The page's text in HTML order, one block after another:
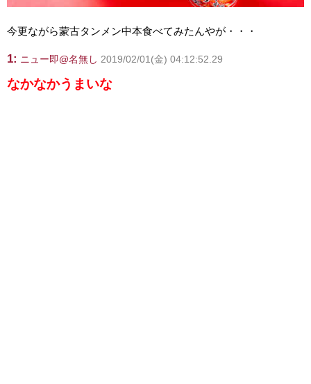
今更ながら蒙古タンメン中本食べてみたんやが・・・
1: ニュー即@名無し 2019/02/01(金) 04:12:52.29
なかなかうまいな